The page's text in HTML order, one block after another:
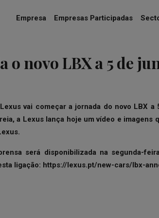
Empresa Empresas Participadas
o novo LBX a 5 de
vai começar a jornada do novo LBX
a Lexus lança hoje um vídeo e imagens
será disponibilizada na segunda-
ligação: https://lexus.pt/new-cars/lbx-